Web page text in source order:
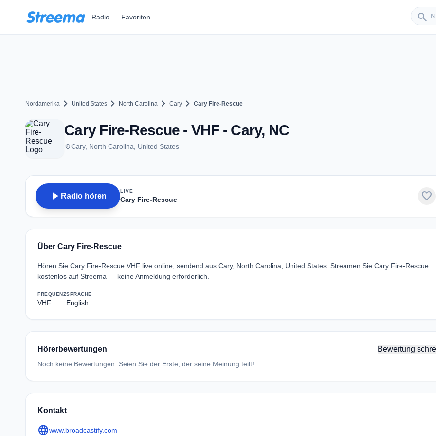
Radio Favoriten search
Nordamerika chevron_right United States chevron_right North Carolina chevron_right Cary chevron_right Cary Fire-Rescue
Cary Fire-Rescue - VHF - Cary, NC
placeCary, North Carolina, United States
play_arrow Radio hören
LIVE
Cary Fire-Rescue favorite
Über Cary Fire-Rescue
Hören Sie Cary Fire-Rescue VHF live online, sendend aus Cary, North Carolina, United States. Streamen Sie Cary Fire-Rescue
kostenlos auf Streema — keine Anmeldung erforderlich.
FREQUENZ
VHF
SPRACHE
English
Hörerbewertungen Bewertung
Noch keine Bewertungen. Seien Sie der Erste, der seine Meinung teilt!
Kontakt
languagewww.broadcastify.com